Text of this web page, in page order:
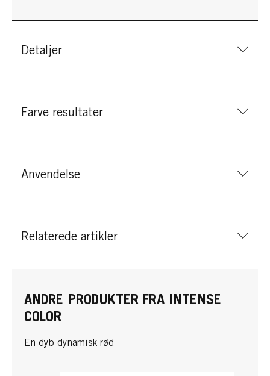
Detaljer
Farve resultater
Anvendelse
Relaterede artikler
ANDRE PRODUKTER FRA INTENSE
COLOR
En dyb dynamisk rød